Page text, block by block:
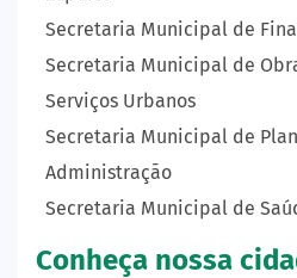
Secretaria Municipal de
Secretaria Municipal de
Serviços Urbanos
Secretaria Municipal de
Administração
Secretaria Municipal de
Conheça nossa